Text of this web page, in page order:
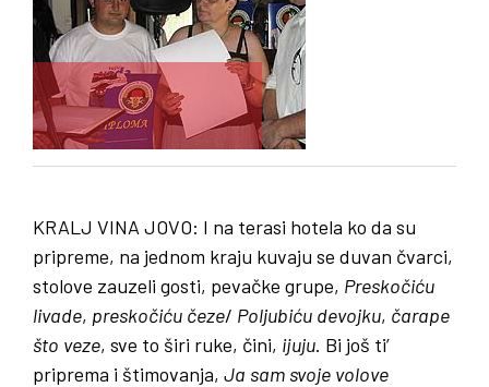
KRALJ VINA JOVO: I na terasi hotela ko da su
pripreme, na jednom kraju kuvaju se duvan čvarci,
stolove zauzeli gosti, pevačke grupe, Preskočiću
livade, preskočiću čeze/ Poljubiću devojku, čarape
što veze, sve to širi ruke, čini, ijuju. Bi još ti’
priprema i štimovanja, Ja sam svoje volove